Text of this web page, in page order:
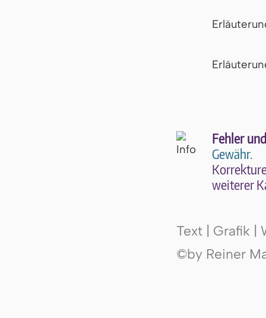
Fehler
Gewähr.
wei­te­rer
Text | Grafik |
©by Reiner